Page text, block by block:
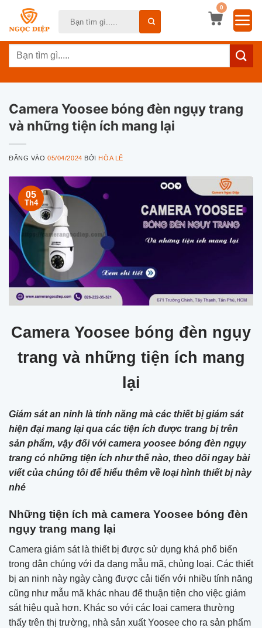
dung
0
Tìm
Camera Yoosee bóng đèn ngụy trang
và những tiện ích mang lại
ĐĂNG VÀO05/04/2024 BỞIHÒA LÊ
05
Th4
Camera Yoosee bóng đèn ngụy
trang và những tiện ích mang
lại
Giám sát an ninh là tính năng mà các thiết bị giám sát
hiện đại mang lại qua các tiện ích được trang bị trên
sản phẩm, vậy đối với camera yoosee bóng đèn ngụy
trang có những tiện ích như thế nào, theo dõi ngay bài
viết của chúng tôi để hiểu thêm về loại hình thiết bị này
nhé
Những tiện ích mà camera Yoosee bóng đèn
ngụy trang mang lại
Camera giám sát là thiết bị được sử dụng khá phổ biến
trong dân chúng với đa dạng mẫu mã, chủng loại. Các thiết
bị an ninh này ngày càng được cải tiến với nhiều tính năng
cũng như mẫu mã khác nhau để thuận tiện cho việc giám
sát hiệu quả hơn. Khác so với các loại camera thường
thấy trên thị trường, nhà sản xuất Yoosee cho ra sản phẩm